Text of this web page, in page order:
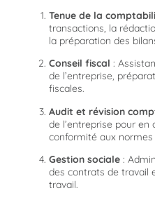
Tenue de la
transactions, la
la préparation des
Conseil fiscal :
de l’entreprise,
fiscales.
Audit et révision
de l’entreprise pour
conformité aux
Gestion sociale :
des contrats de travail
travail.